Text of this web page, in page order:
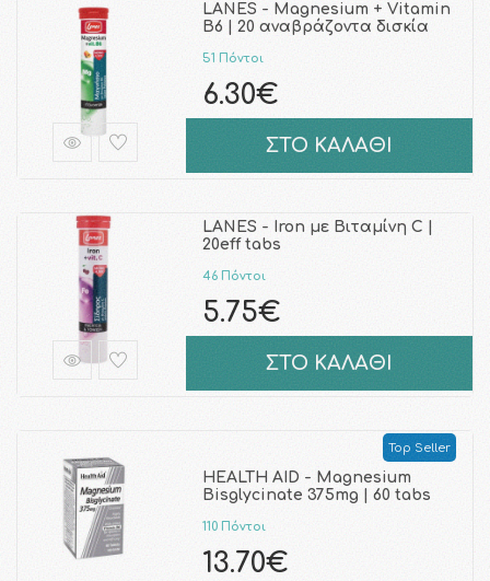
LANES - Magnesium + Vitamin
B6 | 20 αναβράζοντα δισκία
51 Πόντοι
6.30€
ΣΤΟ ΚΑΛΑΘΙ
LANES - Iron με Βιταμίνη C |
20eff tabs
46 Πόντοι
5.75€
ΣΤΟ ΚΑΛΑΘΙ
Top Seller
HEALTH AID - Magnesium
Bisglycinate 375mg | 60 tabs
110 Πόντοι
13.70€